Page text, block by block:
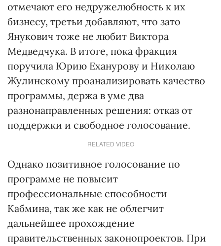
отмечают его недружелюбность к их
бизнесу, третьи добавляют, что зато
Янукович тоже не любит Виктора
Медведчука. В итоге, пока фракция
поручила Юрию Еханурову и Николаю
Жулинскому проанализировать качество
программы, держа в уме два
разнонаправленных решения: отказ от
поддержки и свободное голосование.
RELATED VIDEO
Однако позитивное голосование по
программе не повысит
профессиональные способности
Кабмина, так же как не облегчит
дальнейшее прохождение
правительственных законопроектов. При